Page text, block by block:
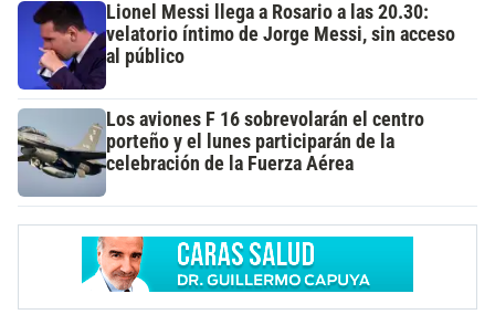
Lionel Messi llega a Rosario a las 20.30:
velatorio íntimo de Jorge Messi, sin acceso
al público
Los aviones F 16 sobrevolarán el centro
porteño y el lunes participarán de la
celebración de la Fuerza Aérea